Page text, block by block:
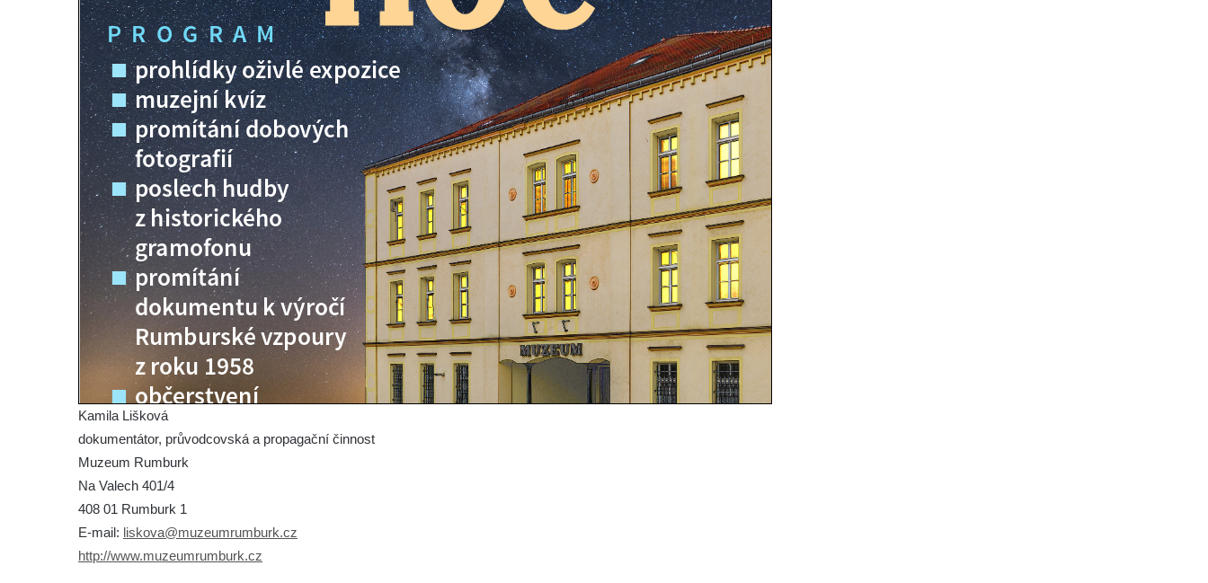
Kamila Lišková
dokumentátor, průvodcovská a propagační činnost
Muzeum Rumburk
Na Valech 401/4
408 01 Rumburk 1
E-mail: liskova@muzeumrumburk.cz
http://www.muzeumrumburk.cz